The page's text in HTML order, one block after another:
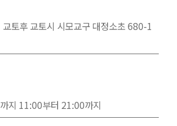
토후 교토시 시모교구 대정소초 680-1
지 11:00부터 21:00까지